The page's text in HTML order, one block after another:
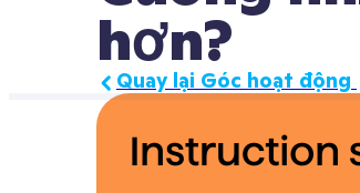
hơn?
Quay lại Góc hoạt động